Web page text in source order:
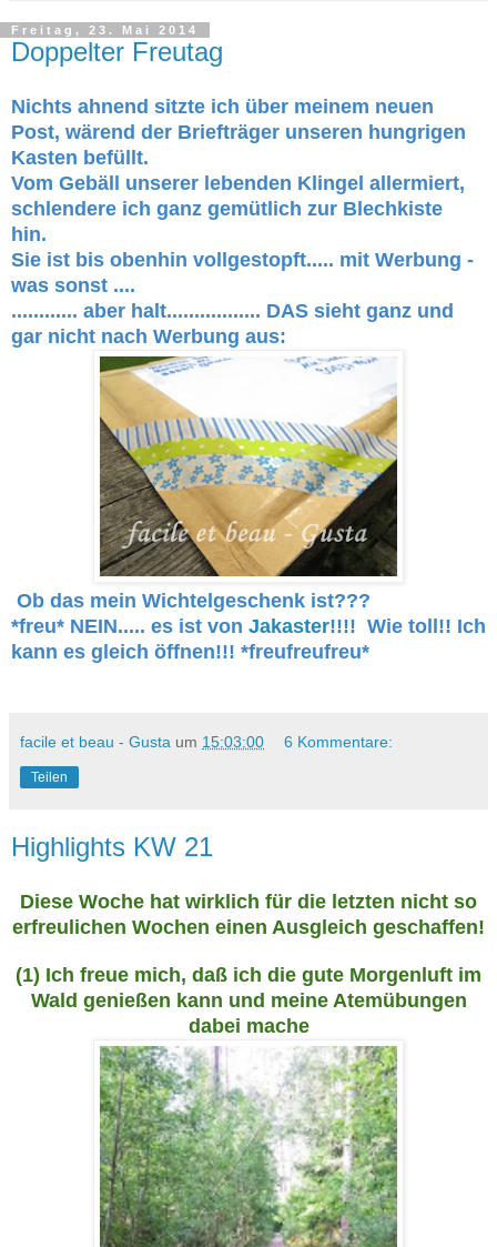
Freitag, 23. Mai 2014
Doppelter Freutag
Nichts ahnend sitzte ich über meinem neuen
Post, wärend der Briefträger unseren hungrigen
Kasten befüllt.
Vom Gebäll unserer lebenden Klingel allermiert,
schlendere ich ganz gemütlich zur Blechkiste
hin.
Sie ist bis obenhin vollgestopft..... mit Werbung -
was sonst ....
............ aber halt................. DAS sieht ganz und
gar nicht nach Werbung aus:
Ob das mein Wichtelgeschenk ist???
*freu* NEIN..... es ist von Jakaster!!!! Wie toll!! Ich
kann es gleich öffnen!!! *freufreufreu*
facile et beau - Gusta um 15:03:00 6 Kommentare:
Teilen
Highlights KW 21
Diese Woche hat wirklich für die letzten nicht so
erfreulichen Wochen einen Ausgleich geschaffen!
(1) Ich freue mich, daß ich die gute Morgenluft im
Wald genießen kann und meine Atemübungen
dabei mache